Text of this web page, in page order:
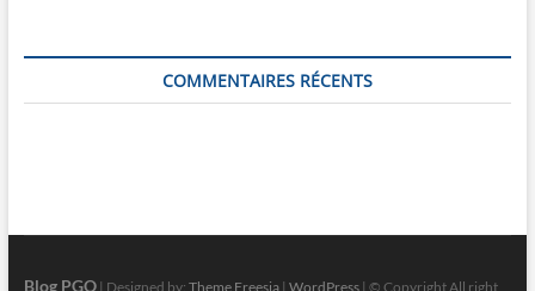
COMMENTAIRES RÉCENTS
Blog PGO| Designed by: Theme Freesia| WordPress| © Copyright All right